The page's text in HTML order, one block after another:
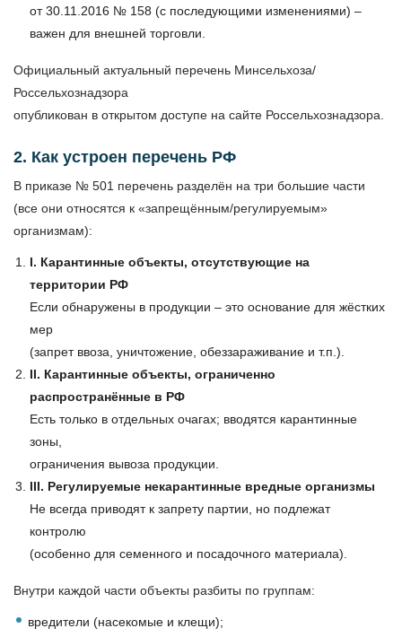
от 30.11.2016 № 158 (с последующими изменениями) –
важен для внешней торговли.
Официальный актуальный перечень Минсельхоза/
Россельхознадзора
опубликован в открытом доступе на сайте Россельхознадзора.
2. Как устроен перечень РФ
В приказе № 501 перечень разделён на три большие части
(все они относятся к «запрещённым/регулируемым»
организмам):
I. Карантинные объекты, отсутствующие на
территории РФ
Если обнаружены в продукции – это основание для жёстких
мер
(запрет ввоза, уничтожение, обеззараживание и т.п.).
II. Карантинные объекты, ограниченно
распространённые в РФ
Есть только в отдельных очагах; вводятся карантинные
зоны,
ограничения вывоза продукции.
III. Регулируемые некарантинные вредные организмы
Не всегда приводят к запрету партии, но подлежат
контролю
(особенно для семенного и посадочного материала).
Внутри каждой части объекты разбиты по группам:
вредители (насекомые и клещи);